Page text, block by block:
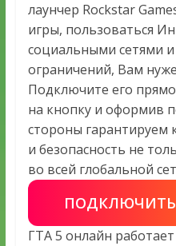
лаунчер Rockstar
игры, пользоваться
социальными сетями
ограничений, Вам
Подключите его
на кнопку и оформив
стороны гарантируем
и безопасность не
во всей глобальной
ПОДКЛЮЧИТЬ
ГТА 5 онлайн